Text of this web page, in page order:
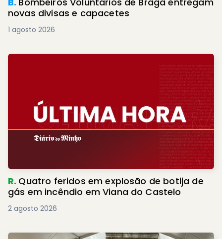
novas divisas e capacetes
1 agosto 2026
R. Quatro feridos em explosão de botija de
gás em incêndio em Viana do Castelo
2 agosto 2026